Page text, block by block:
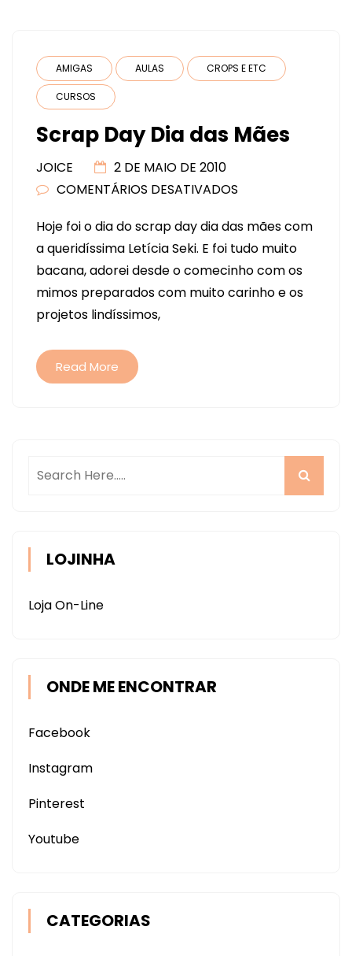
AMIGAS AULAS CROPS E ETC
CURSOS
Scrap Day Dia das Mães
JOICE
2 DE MAIO DE 2010
COMENTÁRIOS DESATIVADOS
DAY
DIA
DAS
MÃES
Hoje foi o dia do scrap day dia das mães com
a queridíssima Letícia Seki. E foi tudo muito
bacana, adorei desde o comecinho com os
mimos preparados com muito carinho e os
projetos lindíssimos,
Read More
LOJINHA
Loja On-Line
ONDE ME ENCONTRAR
Facebook
Instagram
Pinterest
Youtube
CATEGORIAS